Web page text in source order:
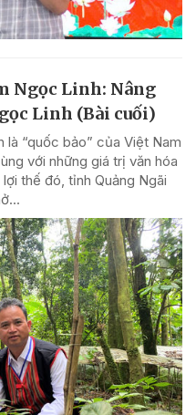
Ngọc Linh: Nâng
Linh (Bài cuối)
“quốc bảo” của Việt Nam
với những giá trị văn hóa
thế đó, tỉnh Quảng Ngãi